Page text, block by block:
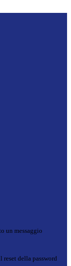
un messaggio
reset della password